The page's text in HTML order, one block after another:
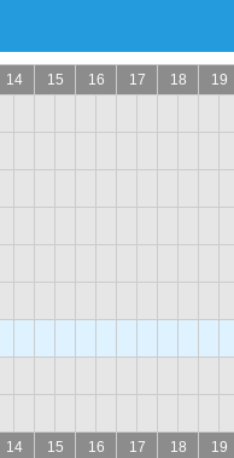
14 15 16 17 18 19
14 15 16 17 18 19